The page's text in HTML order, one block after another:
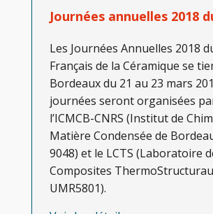
Journées annuelles 2018
Les Journées Annuelles 2018
Français de la Céramique se
Bordeaux du 21 au 23 mars
journées seront organisées
l’ICMCB-CNRS (Institut de
Matière Condensée de
9048) et le LCTS (Laboratoire
Composites
UMR5801).